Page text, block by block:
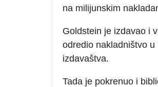
na milijunskim
Goldstein je izdavao i
odredio nakladništvo
izdavaštva.
Tada je pokrenuo i